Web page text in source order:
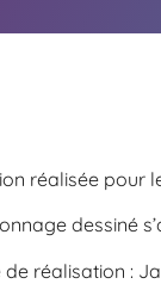
réalisée pour
dessiné
de réalisation :